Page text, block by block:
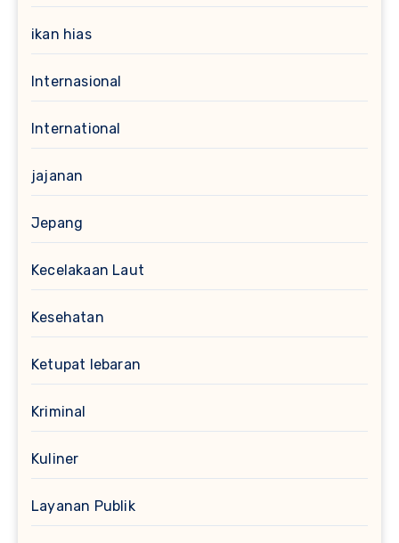
ikan hias
Internasional
International
jajanan
Jepang
Kecelakaan Laut
Kesehatan
Ketupat lebaran
Kriminal
Kuliner
Layanan Publik